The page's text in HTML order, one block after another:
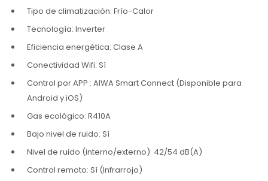
Tipo de climatización: Frío-Calor
Tecnología: Inverter
Eficiencia energética: Clase A
Conectividad Wifi: Sí
Control por APP : AIWA Smart Connect (Disponible para
Android y iOS)
Gas ecológico: R410A
Bajo nivel de ruido: Sí
Nivel de ruido (interno/externo) 42/54 dB(A)
Control remoto: Sí (Infrarrojo)